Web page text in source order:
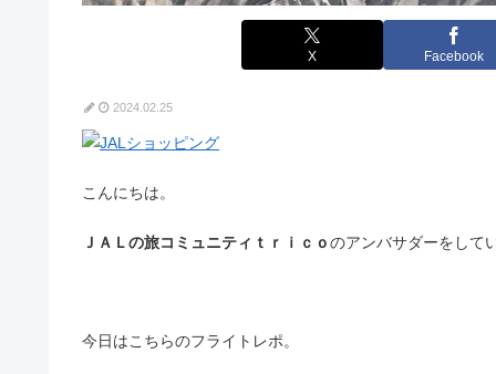
X Facebook
2024.02.25
こんにちは。
ＪＡＬの旅コミュニティｔｒｉｃｏのアンバサダーをして
今日はこちらのフライトレポ。